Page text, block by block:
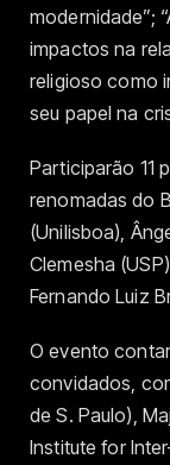
modernidade”;
impactos na
religioso como
seu papel na
Participarão 11
renomadas do
(Unilisboa),
Clemesha
Fernando Luiz
O evento
convidados,
de S. Paulo),
Institute for